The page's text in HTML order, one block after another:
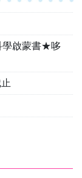
學啟蒙書★哆